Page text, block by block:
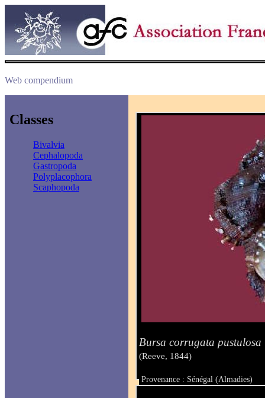
Web compendium
Classes
Bivalvia
Cephalopoda
Gastropoda
Polyplacophora
Scaphopoda
Bursa corrugata pustulosa
(Reeve, 1844)
Provenance : Sénégal (Almadies)
Taille : 36 mm